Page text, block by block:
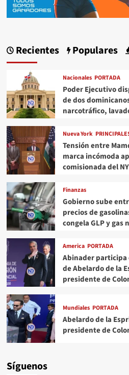
Recientes Populares
Nacionales PORTADA
Poder Ejecutivo
de dos
narcotráfico,
Nueva York
Tensión entre
marca incómoda
comisionada del
Finanzas
Gobierno sube
precios de
congela GLP y gas
America PORTADA
Abinader
de Abelardo de la
presidente de
Mundiales PORTADA
Abelardo de la
presidente de
Síguenos